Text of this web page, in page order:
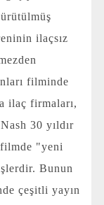
ilaçsız
filminde
ilaç firmaları,
30 yıldır
filmde "yeni
Bunun
çeşitli yayın